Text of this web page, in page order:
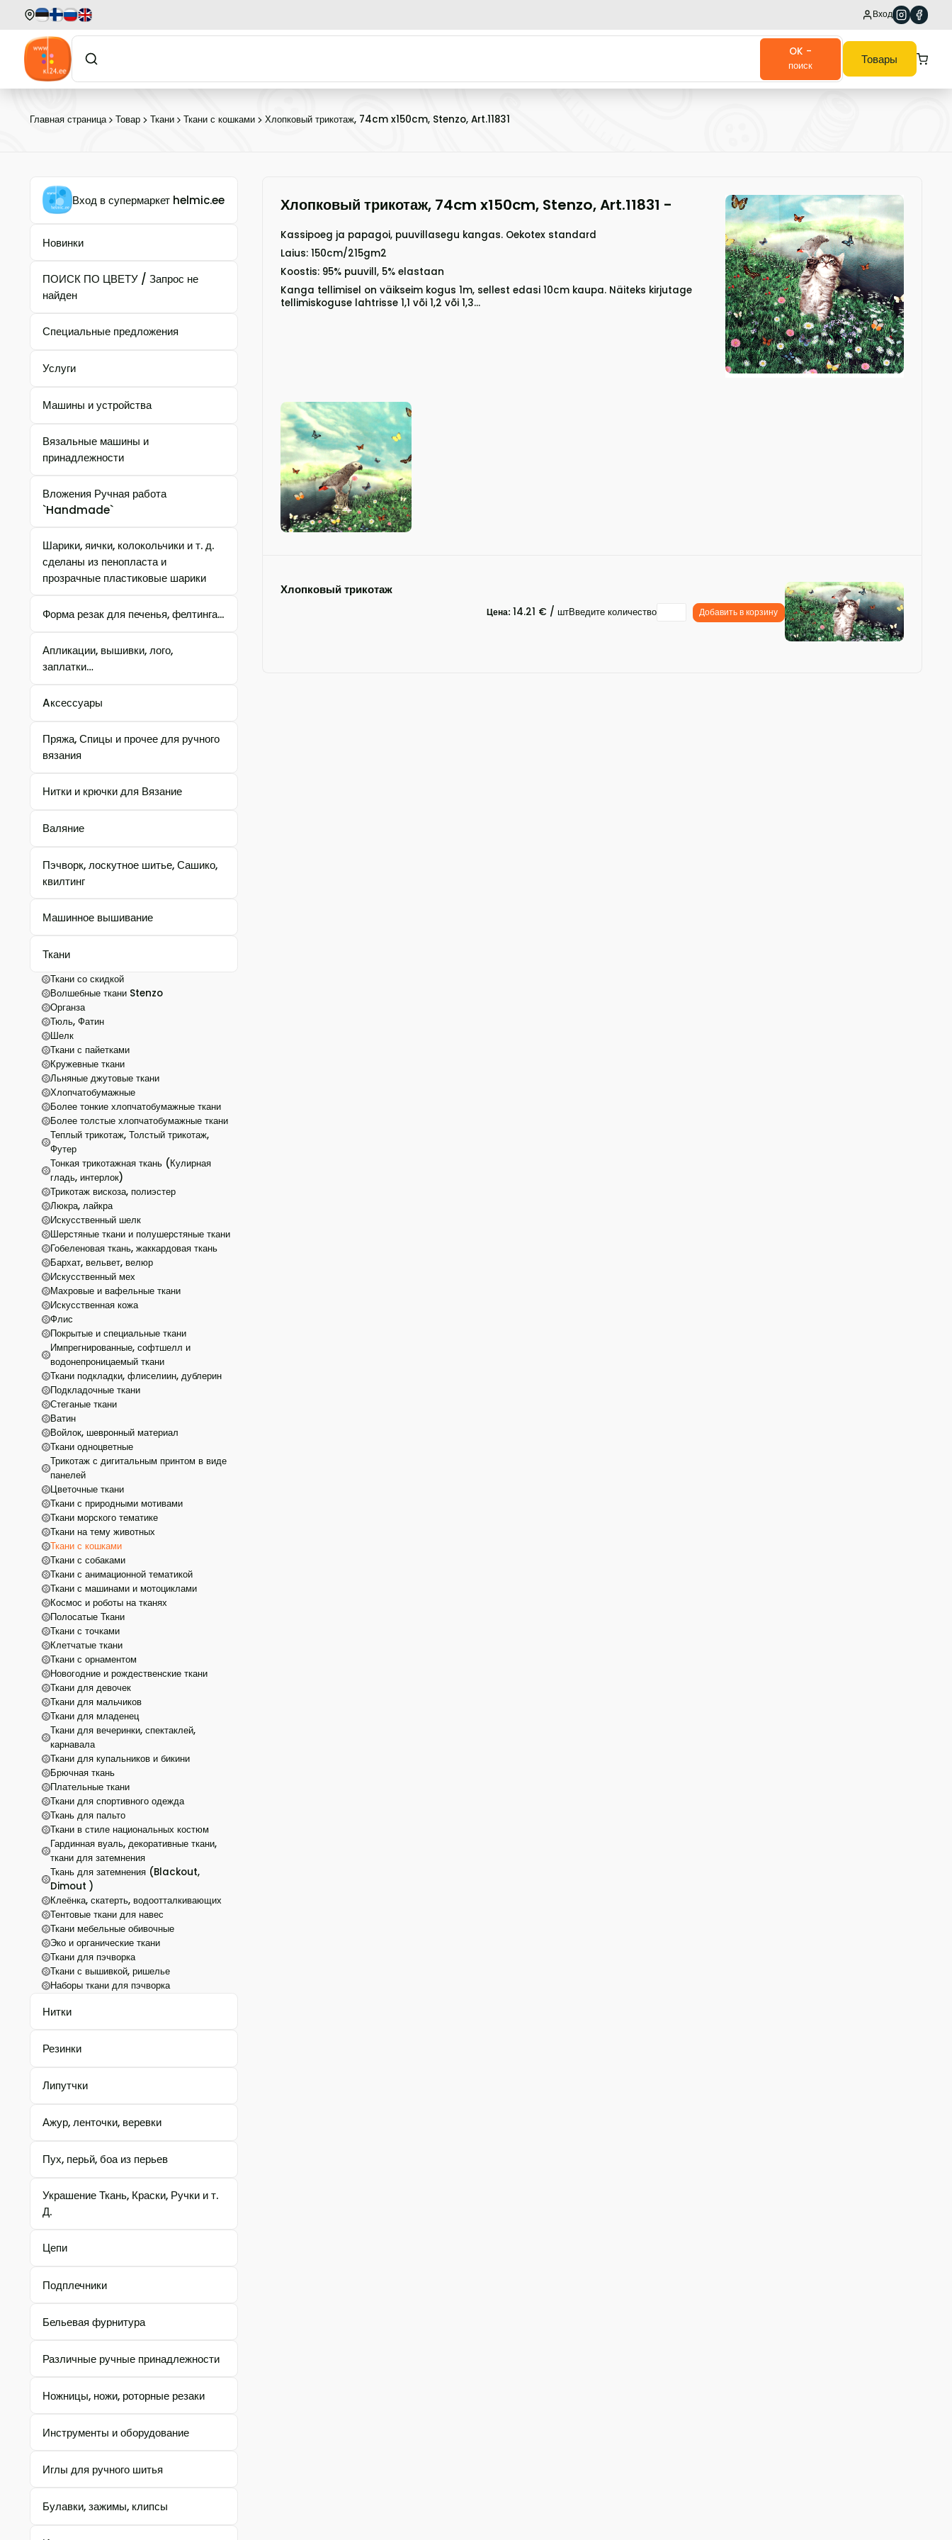
Вход
OK -
поиск
Товары
Главная страница Товар Ткани Ткани с кошками Хлопковый трикотаж, 74cm x150cm, Stenzo, Art.11831
Вход в супермаркет helmic.ee
Новинки
ПОИСК ПО ЦВЕТУ / Запрос не
найден
Специальные предложения
Услуги
Машины и устройства
Вязальные машины и
принадлежности
Вложения Ручная работа
`Handmade`
Шарики, яички, колокольчики и т. д.
сделаны из пенопласта и
прозрачные пластиковые шарики
Форма резак для печенья, фелтинга...
Апликации, вышивки, лого,
заплатки…
Aксессуары
Пряжа, Спицы и прочее для ручного
вязания
Нитки и крючки для Вязание
Валяние
Пэчворк, лоскутное шитье, Сашико,
квилтинг
Машинное вышивание
Ткани
Ткани со скидкой
Волшебные ткани Stenzo
Органза
Тюль, Фатин
Шелк
Ткани с пайетками
Кружевные ткани
Льняные джутовые ткани
Хлопчатобумажные
Более тонкие хлопчатобумажные ткани
Более толстые хлопчатобумажные ткани
Теплый трикотаж, Толстый трикотаж,
Футер
Тонкая трикотажная ткань (Кулирная
гладь, интерлок)
Трикотаж вискоза, полиэстер
Люкра, лайкра
Искусственный шелк
Шерстяные ткани и полушерстяные ткани
Гобеленовая ткань, жаккардовая ткань
Бархат, вельвет, велюр
Искусственный мех
Махровые и вафельные ткани
Искусственная кожа
Флис
Покрытые и специальные ткани
Импрегнированные, софтшелл и
водонепроницаемый ткани
Ткани подкладки, флиселиин, дублерин
Подкладочные ткани
Стеганые ткани
Ватин
Войлок, шевронный материал
Ткани одноцветные
Трикотаж с дигитальным принтом в виде
панелей
Цветочные ткани
Ткани с природными мотивами
Ткани морского тематике
Ткани на тему животных
Ткани с кошками
Ткани с собаками
Ткани с анимационной тематикой
Ткани с машинами и мотоциклами
Космос и роботы на тканях
Полосатые Ткани
Ткани с точками
Клетчатые ткани
Ткани с орнаментом
Новогодние и рождественские ткани
Ткани для девочек
Ткани для мальчиков
Ткани для младенец
Ткани для вечеринки, спектаклей,
карнавала
Ткани для купальников и бикини
Брючная ткань
Плательные ткани
Ткани для спортивного одежда
Ткань для пальто
Ткани в стиле национальных костюм
Гардинная вуаль, декоративные ткани,
ткани для затемнения
Ткань для затемнения (Blackout,
Dimout )
Клеёнка, скатерть, водоотталкивающих
Тентовые ткани для навес
Ткани мебельные обивочные
Эко и органические ткани
Ткани для пэчворка
Ткани с вышивкой, ришелье
Наборы ткани для пэчворка
Нитки
Резинки
Липутчки
Ажур, ленточки, веревки
Пух, перьй, боа из перьев
Украшение Ткань, Краски, Ручки и т.
Д.
Цепи
Подплечники
Бельевая фурнитура
Различные ручные принадлежности
Ножницы, ножи, роторные резаки
Инструменты и оборудование
Иглы для ручного шитья
Булавки, зажимы, клипсы
Хлопковый трикотаж, 74cm x150cm, Stenzo, Art.11831 -
Kassipoeg ja papagoi, puuvillasegu kangas. Oekotex standard
Laius: 150cm/215gm2
Koostis: 95% puuvill, 5% elastaan
Kanga tellimisel on väikseim kogus 1m, sellest edasi 10cm kaupa. Näiteks kirjutage
tellimiskoguse lahtrisse 1,1 või 1,2 või 1,3...
Хлопковый трикотаж
Цена:14.21 € / штВведите количество Добавить в корзину